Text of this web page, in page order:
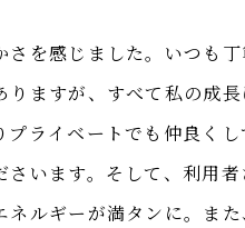
を感じました。いつも
ますが、すべて私の成
ライベートでも仲良く
います。そして、利用
ルギーが満タンに。ま